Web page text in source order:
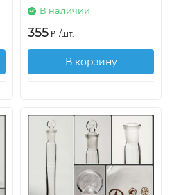
В наличии
355 ₽ /шт.
В корзину